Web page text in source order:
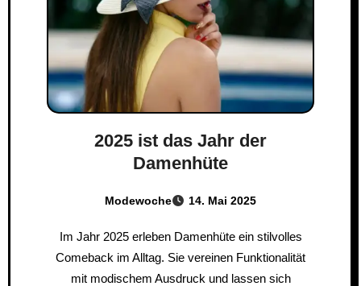
2025 ist das Jahr der
Damenhüte
Modewoche 14. Mai 2025
Im Jahr 2025 erleben Damenhüte ein stilvolles
Comeback im Alltag. Sie vereinen Funktionalität
mit modischem Ausdruck und lassen sich